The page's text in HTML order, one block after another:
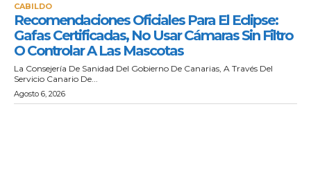
CABILDO
Recomendaciones Oficiales Para El Eclipse:
Gafas Certificadas, No Usar Cámaras Sin Filtro
O Controlar A Las Mascotas
La Consejería De Sanidad Del Gobierno De Canarias, A Través Del
Servicio Canario De...
Agosto 6, 2026